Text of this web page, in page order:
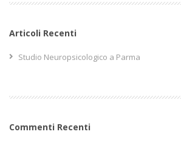
Articoli Recenti
Studio Neuropsicologico a Parma
Commenti Recenti